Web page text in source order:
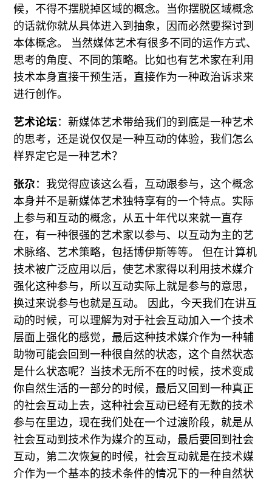
候，不得不摆脱掉区域的概念。当你摆脱区域概念
的话就你就从具体进入到抽象，因而必然要探讨到
本体概念。 当然媒体艺术有很多不同的运作方式、
思考的角度、不同的策略。比如也有艺术家在利用
技术本身直接干预生活，直接作为一种政治诉求来
进行创作。
艺术论坛：新媒体艺术带给我们的到底是一种艺术
的思考，还是说仅仅是一种互动的体验，我们怎么
样界定它是一种艺术？
张尕 ：我觉得应该这么看，互动跟参与，这个概念
本身并不是新媒体艺术独特享有的一个特点。实际
上参与和互动的概念，从五十年代以来就一直存
在，有一种很强的艺术家以参与、以互动为主的艺
术脉络、艺术策略，包括博伊斯等等。 但在计算机
技术被广泛应用以后，使艺术家得以利用技术媒介
强化这种参与，所以互动实际上就是参与的意思，
换过来说参与也就是互动。 因此，今天我们在讲互
动的时候，可以理解为对于社会互动加入一个技术
层面上强化的感觉，最后这种技术媒介作为一种辅
助物可能会回到一种很自然的状态，这个自然状态
是什么状态呢？当技术无所不在的时候，技术变成
你自然生活的一部分的时候，最后又回到一种真正
的社会互动上去，这种社会互动已经有无数的技术
参与在里边，现在我们处在一个过渡阶段，就是从
社会互动到技术作为媒介的互动，最后要回到社会
互动，第二次恢复的时候，社会互动就是在技术媒
介作为一个基本的技术条件的情况下的一种自然状